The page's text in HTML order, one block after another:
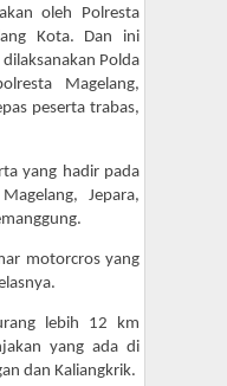
oleh Polresta
Kota. Dan ini
Polda
Magelang,
peserta trabas,
yang hadir pada
Jepara,
motorcros yang
lebih 12 km
yang ada di
dan Kaliangkrik.